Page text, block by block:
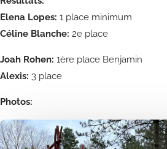
Elena Lopes: 1 place minimum
Céline Blanche: 2e place
Joah Rohen: 1ère place Benjamin
Alexis: 3 place
Photos: